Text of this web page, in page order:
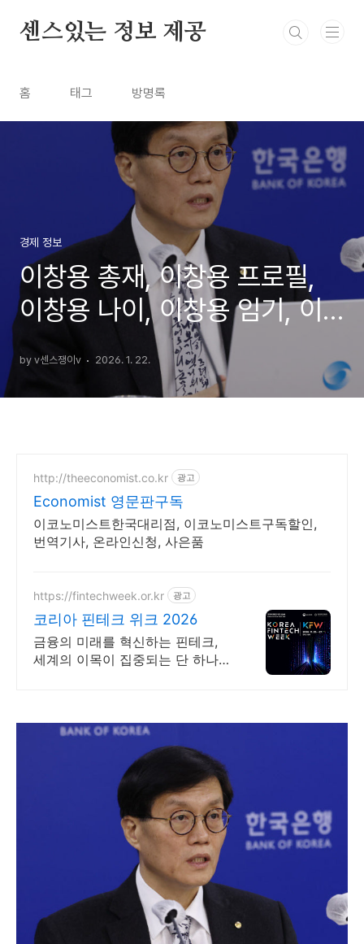
센스있는 정보 제공
홈 태그 방명록
경제 정보
이창용 총재, 이창용 프로필,
이창용 나이, 이창용 임기, 이
by v센스쟁이v 2026. 1. 22.
http://theeconomist.co.kr 광고
Economist 영문판구독
이코노미스트한국대리점, 이코노미스트구독할인,
번역기사, 온라인신청, 사은품
https://fintechweek.or.kr 광고
코리아 핀테크 위크 2026
금융의 미래를 혁신하는 핀테크,
세계의 이목이 집중되는 단 하나의